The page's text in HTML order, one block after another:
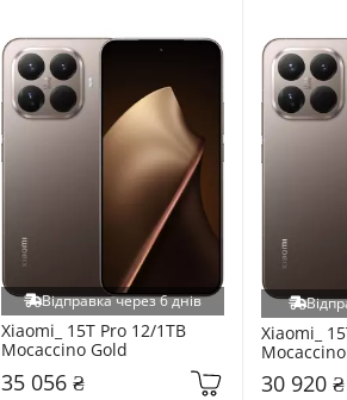
Відправка через 6 днів
Xiaomi_ 15T Pro 12/1TB
Mocaccino Gold
35 056 ₴
Xiaomi_
30 920 ₴